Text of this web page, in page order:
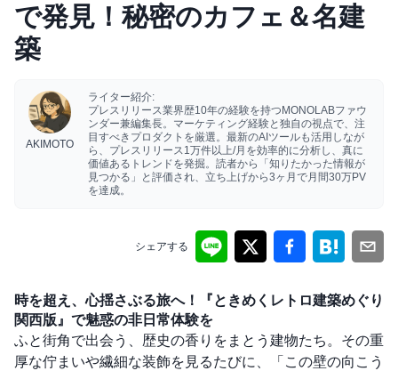
で発見！秘密のカフェ＆名建
築
AKIMOTO
ライター紹介:
プレスリリース業界歴10年の経験を持つMONOLABファウ
ンダー兼編集長。マーケティング経験と独自の視点で、注
目すべきプロダクトを厳選。最新のAIツールも活用しなが
ら、プレスリリース1万件以上/月を効率的に分析し、真に
価値あるトレンドを発掘。読者から「知りたかった情報が
見つかる」と評価され、立ち上げから3ヶ月で月間30万PV
を達成。
シェアする
時を超え、心揺さぶる旅へ！『ときめくレトロ建築めぐり
関西版』で魅惑の非日常体験を
ふと街角で出会う、歴史の香りをまとう建物たち。その重
厚な佇まいや繊細な装飾を見るたびに、「この壁の向こう